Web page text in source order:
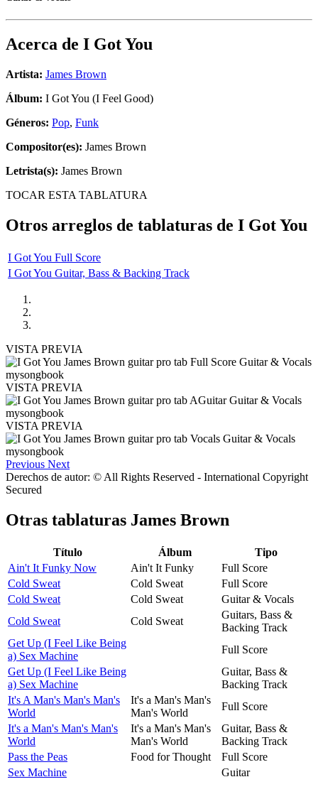
Acerca de I Got You
Artista: James Brown
Álbum: I Got You (I Feel Good)
Géneros: Pop, Funk
Compositor(es): James Brown
Letrista(s): James Brown
TOCAR ESTA TABLATURA
Otros arreglos de tablaturas de I Got You
I Got You Full Score
I Got You Guitar, Bass & Backing Track
VISTA PREVIA
VISTA PREVIA
VISTA PREVIA
Previous Next
Derechos de autor: © All Rights Reserved - International Copyright
Secured
Otras tablaturas James Brown
Título Álbum
Tipo
Ain't It Funky Now
Ain't It Funky
Full Score
Cold Sweat
Cold Sweat
Full Score
Cold Sweat
Cold Sweat
Guitar & Vocals
Cold Sweat
Cold Sweat
Guitars, Bass &
Backing Track
Get Up (I Feel Like Being
a) Sex Machine
Full Score
Get Up (I Feel Like Being
a) Sex Machine
Guitar, Bass &
Backing Track
It's A Man's Man's Man's
World
It's a Man's Man's
Man's World
Full Score
It's a Man's Man's Man's
World
It's a Man's Man's
Man's World
Guitar, Bass &
Backing Track
Pass the Peas
Food for Thought
Full Score
Sex Machine
Guitar